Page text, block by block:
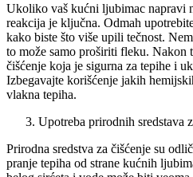
Ukoliko vaš kućni ljubimac napravi
reakcija je ključna. Odmah
kako biste što više upili tečnost.
to može samo proširiti fleku. Nakon
čišćenje koja je sigurna za tepihe i
Izbegavajte korišćenje jakih
vlakna tepiha.
Upotreba prirodnih sredstava
Prirodna sredstva za čišćenje su
pranje tepiha od strane kućnih